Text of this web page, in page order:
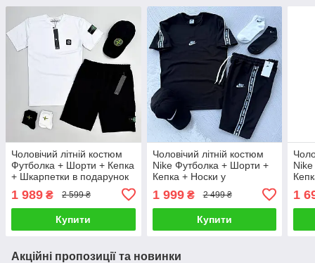
Чоловічий літній костюм
Футболка + Шорти + Кепка
+ Шкарпетки в подарунок
Stone Island чорно-білий з
патчем Стон Айленд
1 989 ₴ 2 599 ₴
Купити
Чоловічий літній костюм
Nike Футболка + Шорти +
Кепка + Носки у
Комплект Найк
1 999₴ 2 499 ₴
Купити
1
Акційні пропозиції та новинки